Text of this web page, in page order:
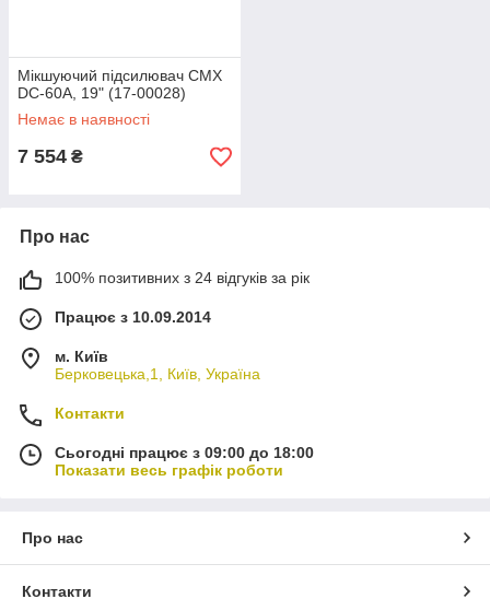
Мікшуючий підсилювач CMX
DC-60A, 19" (17-00028)
Немає в наявності
7 554 ₴
Про нас
100% позитивних з 24 відгуків за рік
Працює з 10.09.2014
м. Київ
Берковецька,1, Київ, Україна
Контакти
Сьогодні працює з 09:00 до 18:00
Показати весь графік роботи
Про нас
Контакти